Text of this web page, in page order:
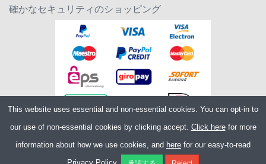
確かなセキュリティのショッピング
Merlin Cycles Ltd., Unit A4 Buckshaw Link, Ordnance Road,
This website uses essential and non-essential cookies. You can opt-in to
our use of non-essential cookies by clicking accept. Click herefor more
information about how we use cookies, and here for our easy-to-read